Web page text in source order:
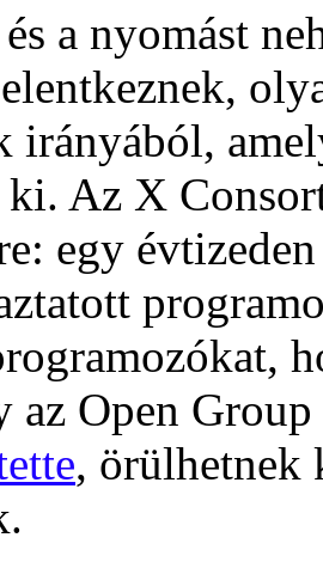
a nyomást
irányából,
Az X
egy
az Open Group
, örülhetnek